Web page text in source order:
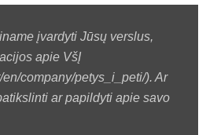
įvardyti Jūsų verslus,
apie VšĮ
company/petys_i_peti/). Ar
ar papildyti apie savo